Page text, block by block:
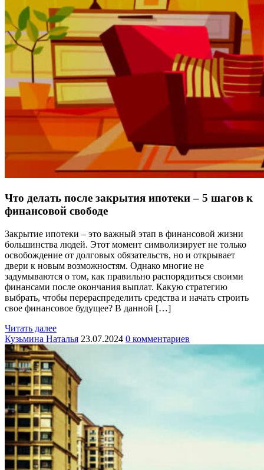
Что делать после закрытия ипотеки – 5 шагов к
финансовой свободе
Закрытие ипотеки – это важный этап в финансовой жизни
большинства людей. Этот момент символизирует не только
освобождение от долговых обязательств, но и открывает
двери к новым возможностям. Однако многие не
задумываются о том, как правильно распорядиться своими
финансами после окончания выплат. Какую стратегию
выбрать, чтобы перераспределить средства и начать строить
свое финансовое будущее? В данной […]
Читать далее
Кузьмина Наталья 23.07.2024 0 комментариев